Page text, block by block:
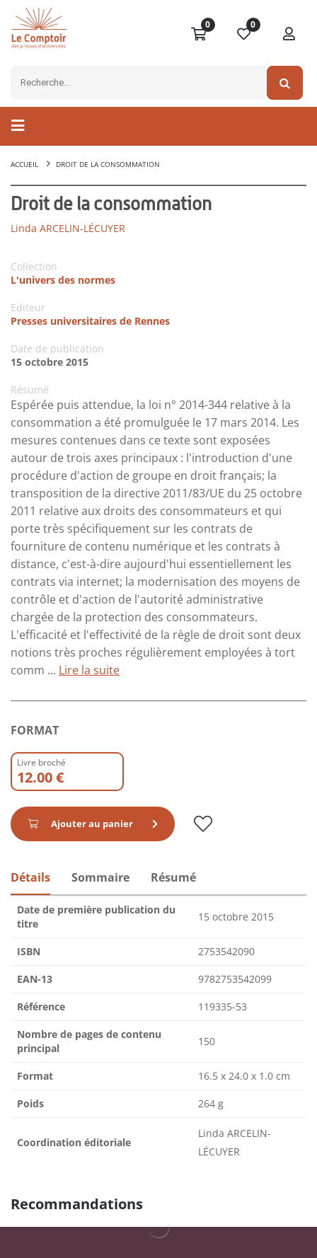
0 0
ACCUEIL DROIT DE LA CONSOMMATION
Droit de la consommation
Linda ARCELIN-LÉCUYER
Collection
L'univers des normes
Editeur
Presses universitaires de Rennes
Date de publication
15 octobre 2015
Résumé
Espérée puis attendue, la loi n° 2014-344 relative à la
consommation a été promulguée le 17 mars 2014. Les
mesures contenues dans ce texte sont exposées
autour de trois axes principaux : l'introduction d'une
procédure d'action de groupe en droit français; la
transposition de la directive 2011/83/UE du 25 octobre
2011 relative aux droits des consommateurs et qui
porte très spécifiquement sur les contrats de
fourniture de contenu numérique et les contrats à
distance, c'est-à-dire aujourd'hui essentiellement les
contrats via internet; la modernisation des moyens de
contrôle et d'action de l'autorité administrative
chargée de la protection des consommateurs.
L'efficacité et l'effectivité de la règle de droit sont deux
notions très proches régulièrement employées à tort
comm ... Lire la suite
FORMAT
Livre broché
12.00 €
Ajouter au panier
Détails Sommaire Résumé
Date de première publication du
titre
15 octobre 2015
ISBN 2753542090
EAN-13 9782753542099
Référence 119335-53
Nombre de pages de contenu
principal
150
Format 16.5 x 24.0 x 1.0 cm
Poids 264 g
Coordination éditoriale
Linda ARCELIN-
LÉCUYER
Recommandations